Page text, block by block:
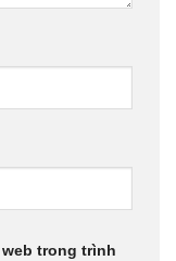
trong trình